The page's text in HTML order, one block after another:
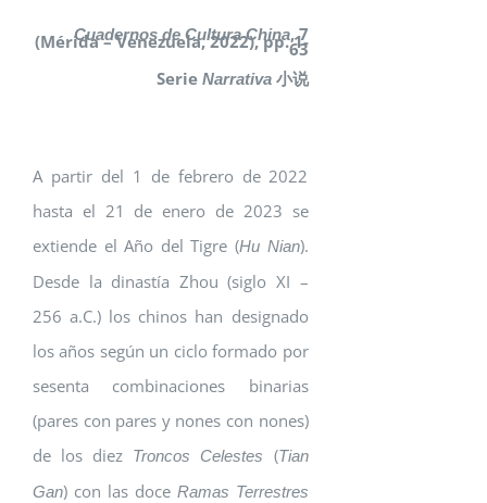
Cuadernos de Cultura China, 7
(Mérida – Venezuela, 2022), pp. 1-
63
Serie Narrativa 小说
A partir del 1 de febrero de 2022
hasta el 21 de enero de 2023 se
extiende el Año del Tigre (Hu Nian).
Desde la dinastía Zhou (siglo XI –
256 a.C.) los chinos han designado
los años según un ciclo formado por
sesenta combinaciones binarias
(pares con pares y nones con nones)
de los diez Troncos Celestes (Tian
Gan) con las doce Ramas Terrestres